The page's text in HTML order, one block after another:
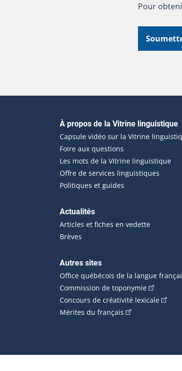
Pour
Navigation
À propos de la Vitrine linguistique
Capsule vidéo sur la Vitrine
Foire aux questions
Les mots de la Vitrine linguistique
Offre de services linguistiques
Politiques et guides
Actualités
Articles et fiches en vedette
Brèves
Autres sites
Office québécois de la langue
Commission de toponymie(Cet
Concours de créativité lexicale(Cet
Mérites du français (Cet hyperlien